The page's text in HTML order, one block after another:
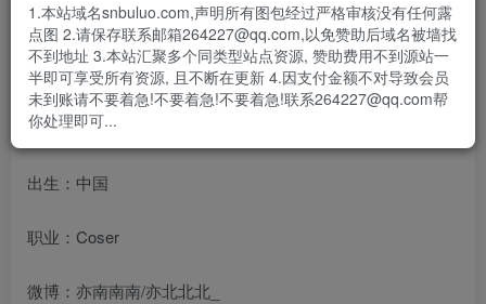
名字：一北亦北(亦南南南)
生日：2000/06/07
星座：双子座
出生：中国
职业：Coser
微博：亦南南南/亦北北北_
1.本站域名snbuluo.com,声明所有图包经过严格审核没有任何露
点图 2.请保存联系邮箱264227@qq.com,以免赞助后域名被墙找
不到地址 3.本站汇聚多个同类型站点资源, 赞助费用不到源站一
半即可享受所有资源, 且不断在更新 4.因支付金额不对导致会员
未到账请不要着急!不要着急!不要着急!联系264227@qq.com帮
你处理即可...